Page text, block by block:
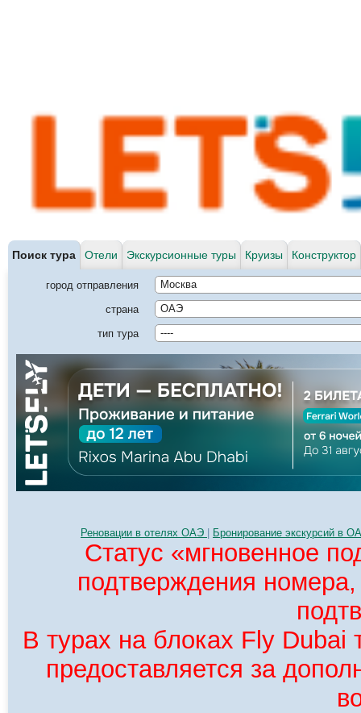
Поиск тура Отели Экскурсионные туры Круизы Конструктор
город отправления
Москва
страна
ОАЭ
тип тура
----
Реновации в отелях ОАЭ | Бронирование экскурсий в
Статус «мгновенное
подтверждения
В турах на блоках Fly Dubai
предоставляется за